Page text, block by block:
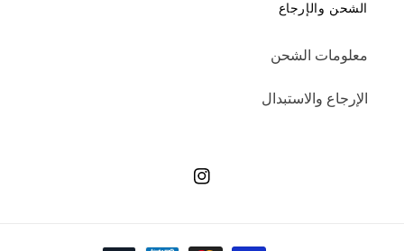
الشحن والإرجاع
معلومات الشحن
الإرجاع والاستبدال
انستجرام